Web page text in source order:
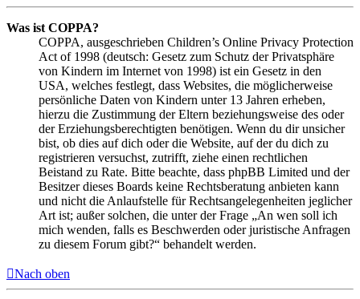
Was ist COPPA?
COPPA, ausgeschrieben Children’s Online Privacy Protection
Act of 1998 (deutsch: Gesetz zum Schutz der Privatsphäre
von Kindern im Internet von 1998) ist ein Gesetz in den
USA, welches festlegt, dass Websites, die möglicherweise
persönliche Daten von Kindern unter 13 Jahren erheben,
hierzu die Zustimmung der Eltern beziehungsweise des oder
der Erziehungsberechtigten benötigen. Wenn du dir unsicher
bist, ob dies auf dich oder die Website, auf der du dich zu
registrieren versuchst, zutrifft, ziehe einen rechtlichen
Beistand zu Rate. Bitte beachte, dass phpBB Limited und der
Besitzer dieses Boards keine Rechtsberatung anbieten kann
und nicht die Anlaufstelle für Rechtsangelegenheiten jeglicher
Art ist; außer solchen, die unter der Frage „An wen soll ich
mich wenden, falls es Beschwerden oder juristische Anfragen
zu diesem Forum gibt?“ behandelt werden.
Nach oben